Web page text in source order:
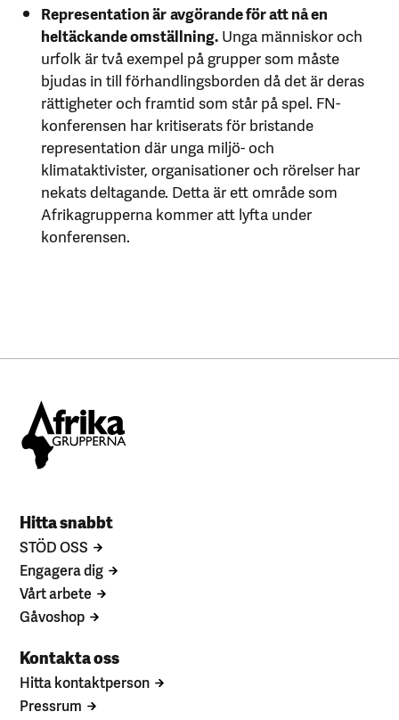
Representation äravgörande för att nå en
heltäckande omställning.Unga människor och
urfolk är två exempel på grupper som måste
bjudas in till förhandlingsborden då det är deras
rättigheter och framtid som står på spel. FN-
konferensen har kritiserats för bristande
representation där unga miljö- och
klimataktivister, organisationer och rörelser har
nekats deltagande. Detta är ett område som
Afrikagrupperna kommer att lyfta under
konferensen.
Hitta snabbt
STÖD OSS
Engagera dig
Vårt arbete
Gåvoshop
Kontakta oss
Hitta kontaktperson
Pressrum